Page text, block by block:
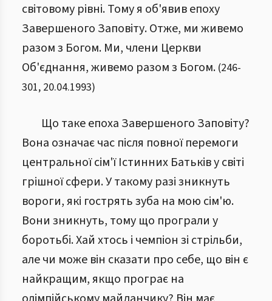
світовому рівні. Тому я об'явив епоху
Завершеного Заповіту. Отже, ми живемо
разом з Богом. Ми, члени Церкви
Об'єднання, живемо разом з Богом. (246-
301, 20.04.1993)
Що таке епоха Завершеного Заповіту?
Вона означає час після повної перемоги
центральної сім'ї Істинних Батьків у світі
грішної сфери. У такому разі зникнуть
вороги, які гострять зуба на мою сім'ю.
Вони зникнуть, тому що програли у
боротьбі. Хай хтось і чемпіон зі стрільби,
але чи може він сказати про себе, що він є
найкращим, якщо програє на